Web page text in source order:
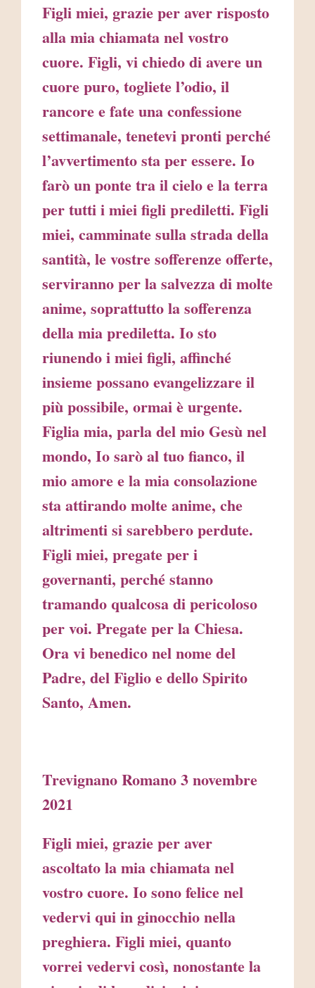
Figli miei, grazie per aver risposto
alla mia chiamata nel vostro
cuore. Figli, vi chiedo di avere un
cuore puro, togliete l’odio, il
rancore e fate una confessione
settimanale, tenetevi pronti perché
l’avvertimento sta per essere. Io
farò un ponte tra il cielo e la terra
per tutti i miei figli prediletti. Figli
miei, camminate sulla strada della
santità, le vostre sofferenze offerte,
serviranno per la salvezza di molte
anime, soprattutto la sofferenza
della mia prediletta. Io sto
riunendo i miei figli, affinché
insieme possano evangelizzare il
più possibile, ormai è urgente.
Figlia mia, parla del mio Gesù nel
mondo, Io sarò al tuo fianco, il
mio amore e la mia consolazione
sta attirando molte anime, che
altrimenti si sarebbero perdute.
Figli miei, pregate per i
governanti, perché stanno
tramando qualcosa di pericoloso
per voi. Pregate per la Chiesa.
Ora vi benedico nel nome del
Padre, del Figlio e dello Spirito
Santo, Amen.
Trevignano Romano 3 novembre
2021
Figli miei, grazie per aver
ascoltato la mia chiamata nel
vostro cuore. Io sono felice nel
vedervi qui in ginocchio nella
preghiera. Figli miei, quanto
vorrei vedervi così, nonostante la